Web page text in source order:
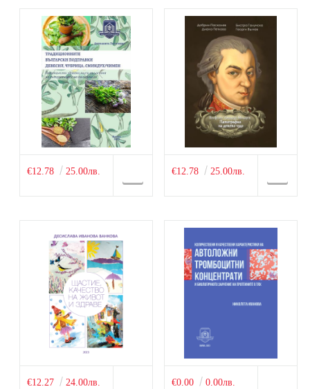
€12.78 25.00лв. €12.78 25.00лв.
€12.27 24.00лв. €0.00 0.00лв.